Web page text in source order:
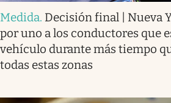
Medida. Decisión final | Nueva
por uno a los conductores que
vehículo durante más tiempo
todas estas zonas